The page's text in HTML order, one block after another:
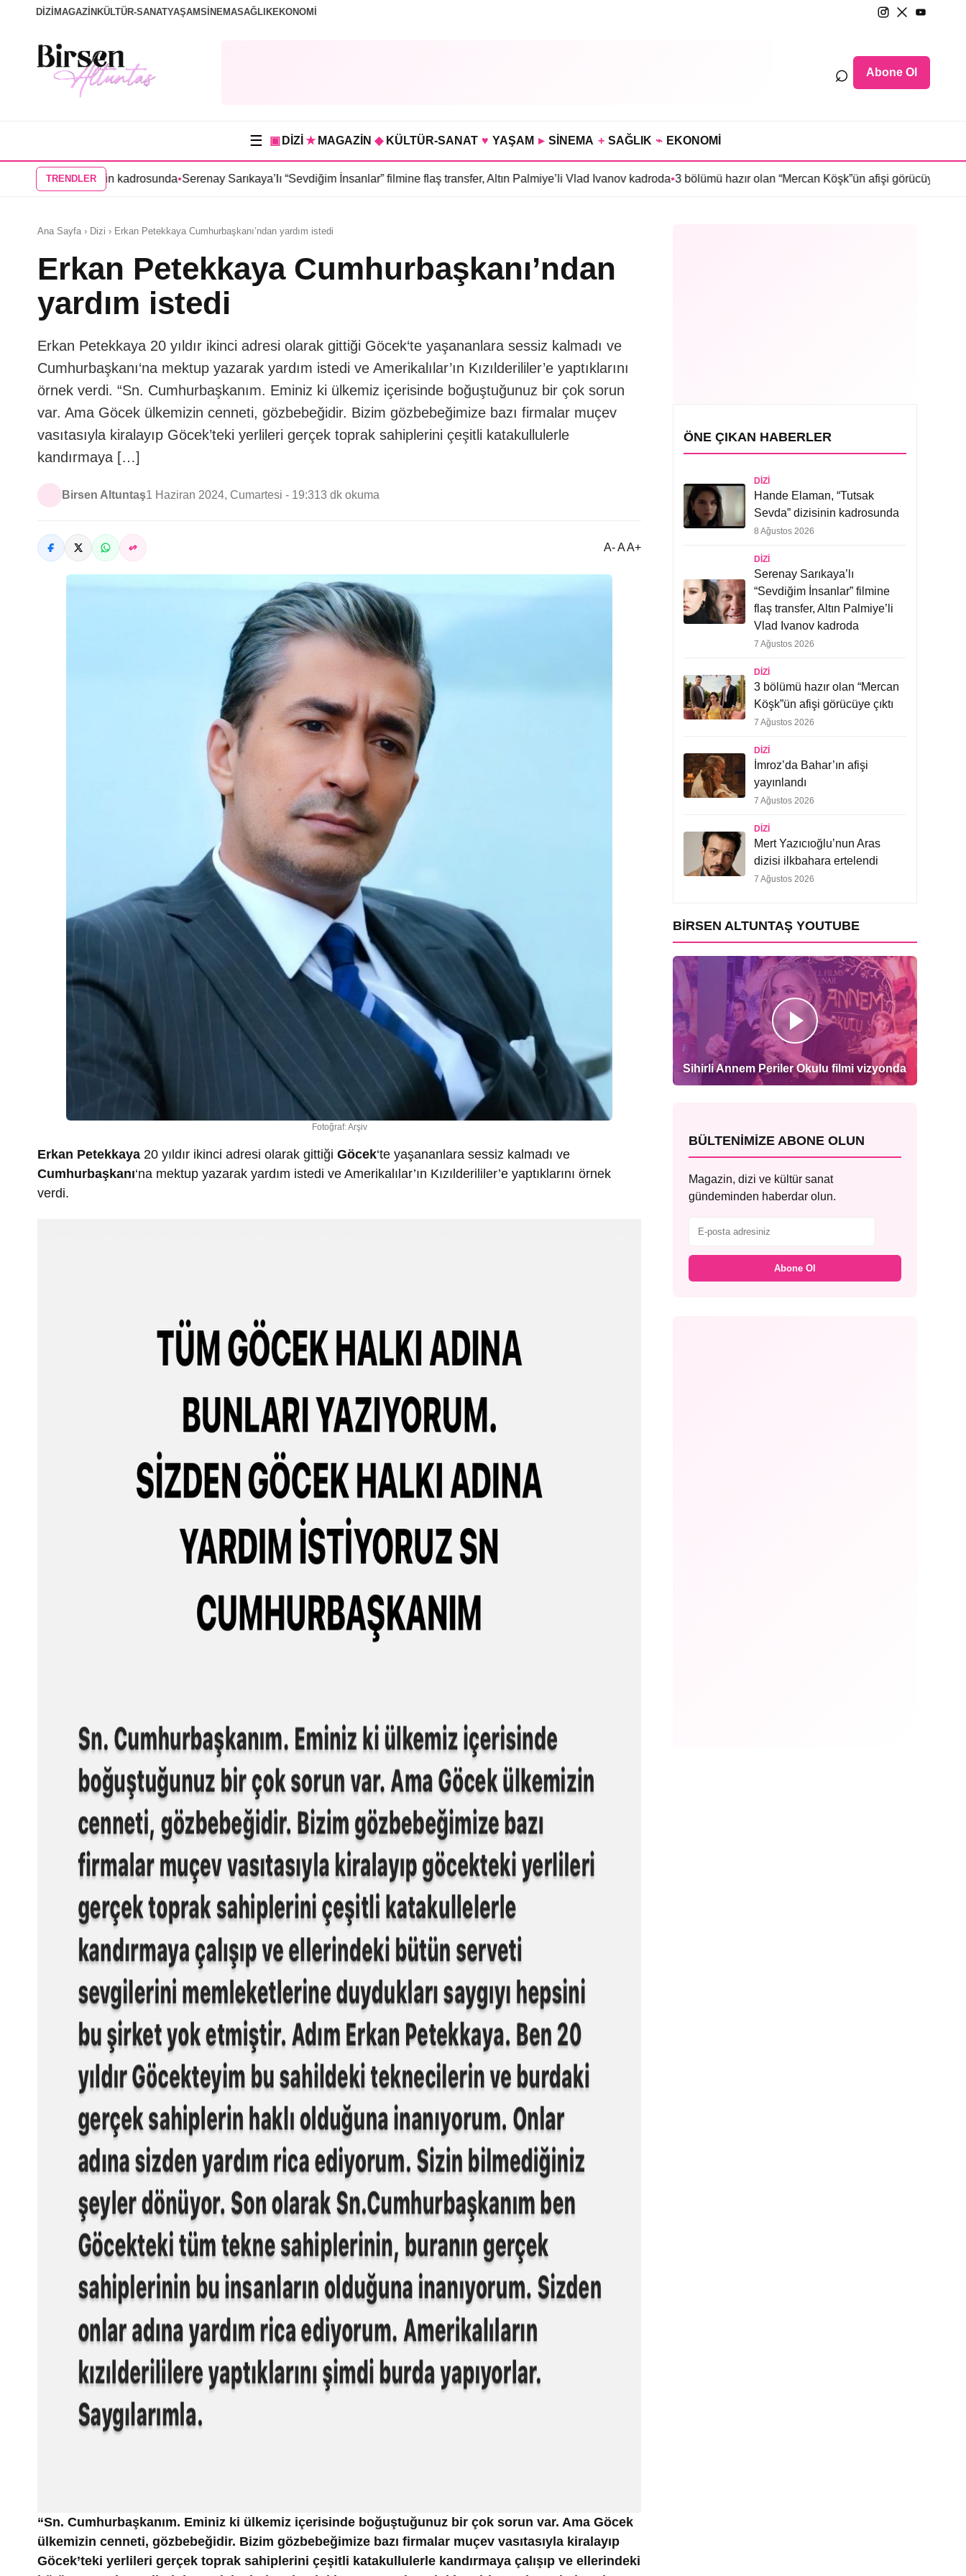
DİZİ MAGAZİN KÜLTÜR-SANATYAŞAMSİNEMASAĞLIKEKONOMİ
⌕ Abone Ol
☰ ▣ DİZİ ★ MAGAZİN ◆ KÜLTÜR-SANAT ♥ YAŞAM ▸ SİNEMA + SAĞLIK ⌁ EKONOMİ
TRENDLER
dizisinin kadrosunda•Serenay Sarıkaya’lı “Sevdiğim İnsanlar” filmine flaş transfer, Altın Palmiye’li Vlad Ivanov kadroda•3 bölümü hazır olan “Mercan Köşk”ün afişi görücüye çıktı•İmroz’da
Ana Sayfa › Dizi › Erkan Petekkaya Cumhurbaşkanı’ndan yardım istedi
Erkan Petekkaya Cumhurbaşkanı’ndan
yardım istedi
Erkan Petekkaya 20 yıldır ikinci adresi olarak gittiği Göcek‘te yaşananlara sessiz kalmadı ve
Cumhurbaşkanı‘na mektup yazarak yardım istedi ve Amerikalılar’ın Kızılderililer’e yaptıklarını
örnek verdi. “Sn. Cumhurbaşkanım. Eminiz ki ülkemiz içerisinde boğuştuğunuz bir çok sorun
var. Ama Göcek ülkemizin cenneti, gözbebeğidir. Bizim gözbebeğimize bazı firmalar muçev
vasıtasıyla kiralayıp Göcek’teki yerlileri gerçek toprak sahiplerini çeşitli katakullulerle
kandırmaya […]
Birsen Altuntaş1 Haziran 2024, Cumartesi - 19:313 dk okuma
A- A A+
Fotoğraf: Arşiv
Erkan Petekkaya 20 yıldır ikinci adresi olarak gittiği Göcek‘te yaşananlara sessiz kalmadı ve
Cumhurbaşkanı‘na mektup yazarak yardım istedi ve Amerikalılar’ın Kızılderililer’e yaptıklarını örnek
verdi.
“Sn. Cumhurbaşkanım. Eminiz ki ülkemiz içerisinde boğuştuğunuz bir çok sorun var. Ama Göcek
ülkemizin cenneti, gözbebeğidir. Bizim gözbebeğimize bazı firmalar muçev vasıtasıyla kiralayıp
Göcek’teki yerlileri gerçek toprak sahiplerini çeşitli katakullulerle kandırmaya çalışıp ve ellerindeki
ÖNE ÇIKAN HABERLER
DIZI
Hande Elaman, “Tutsak
Sevda” dizisinin kadrosunda
8 Ağustos 2026
DIZI
Serenay Sarıkaya’lı
“Sevdiğim İnsanlar” filmine
flaş transfer, Altın Palmiye’li
Vlad Ivanov kadroda
7 Ağustos 2026
DIZI
3 bölümü hazır olan “Mercan
Köşk”ün afişi görücüye çıktı
7 Ağustos 2026
DIZI
İmroz’da Bahar’ın afişi
yayınlandı
7 Ağustos 2026
DIZI
Mert Yazıcıoğlu’nun Aras
dizisi ilkbahara ertelendi
7 Ağustos 2026
BIRSEN ALTUNTAŞ YOUTUBE
Sihirli Annem Periler Okulu filmi vizyonda
BÜLTENIMIZE ABONE OLUN
Magazin, dizi ve kültür sanat
gündeminden haberdar olun.
Abone Ol